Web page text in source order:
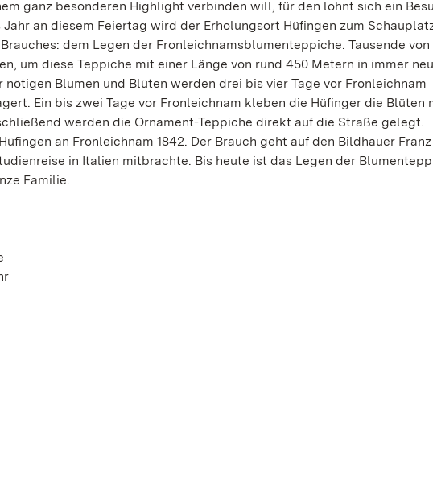
ganz besonderen Highlight verbinden will, für den lohnt sich ein
an diesem Feiertag wird der Erholungsort Hüfingen zum
dem Legen der Fronleichnamsblumenteppiche. Tausende von
um diese Teppiche mit einer Länge von rund 450 Metern in immer
nötigen Blumen und Blüten werden drei bis vier Tage vor Fronleichnam
Ein bis zwei Tage vor Fronleichnam kleben die Hüfinger die Blüten
werden die Ornament-Teppiche direkt auf die Straße gelegt.
an Fronleichnam 1842. Der Brauch geht auf den Bildhauer
in Italien mitbrachte. Bis heute ist das Legen der
Familie.